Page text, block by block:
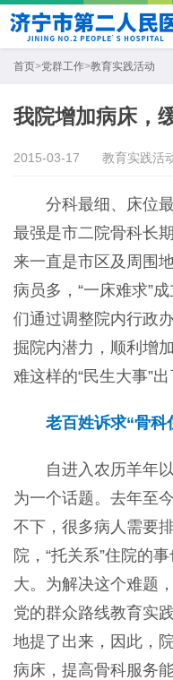
首页>党群工作>教育实践活动
我院增加病床，
2015-03-17 教育实践活
分科最细、床位最
最强是市二院骨科长
来一直是市区及周围
病员多，“一床难求”
们通过调整院内行政
掘院内潜力，顺利增
难这样的“民生大事”出
老百姓诉求“骨科
自进入农历羊年以
为一个话题。去年至
不下，很多病人需要
院，“托关系”住院的
大。为解决这个难题
党的群众路线教育实
地提了出来，因此，
病床，提高骨科服务